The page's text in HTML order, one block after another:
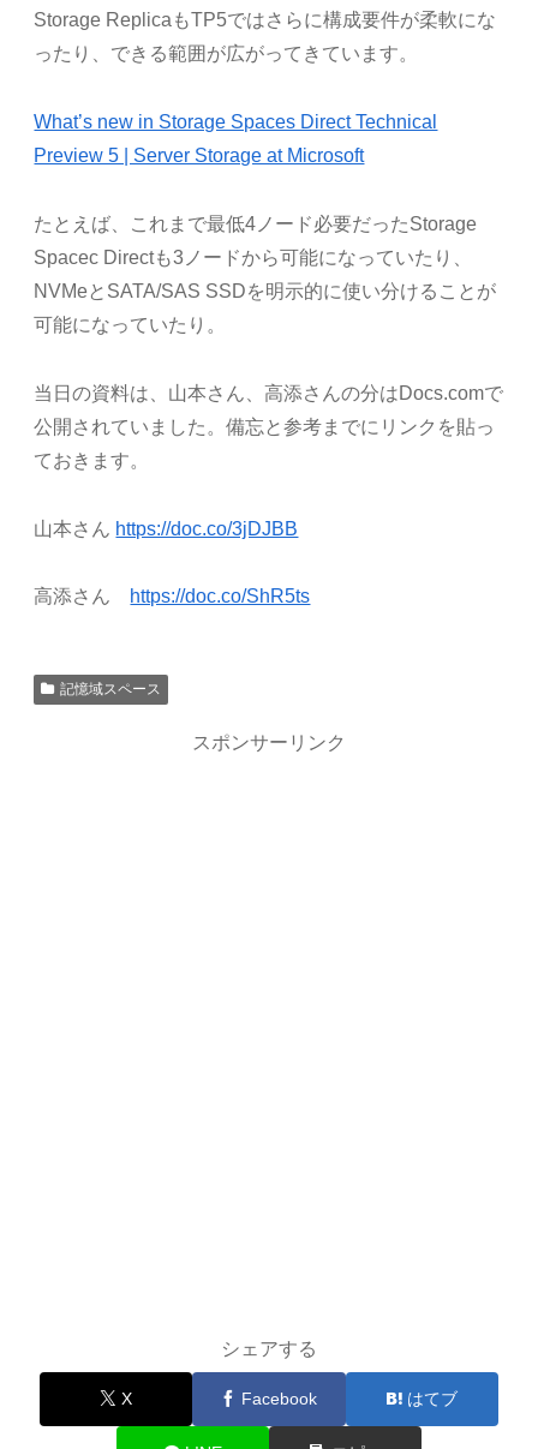
Storage ReplicaもTP5ではさらに構成要件が柔軟にな
ったり、できる範囲が広がってきています。
What’s new in Storage Spaces Direct Technical
Preview 5 | Server Storage at Microsoft
たとえば、これまで最低4ノード必要だったStorage
Spacec Directも3ノードから可能になっていたり、
NVMeとSATA/SAS SSDを明示的に使い分けることが
可能になっていたり。
当日の資料は、山本さん、高添さんの分はDocs.comで
公開されていました。備忘と参考までにリンクを貼っ
ておきます。
山本さん https://doc.co/3jDJBB
高添さん https://doc.co/ShR5ts
記憶域スペース
スポンサーリンク
シェアする
X Facebook はてブ